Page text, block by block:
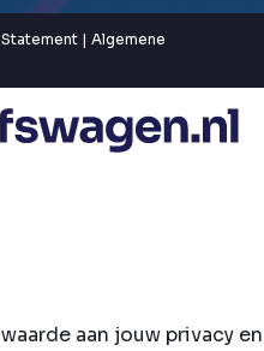
Statement | Algemene
aan jouw privacy en